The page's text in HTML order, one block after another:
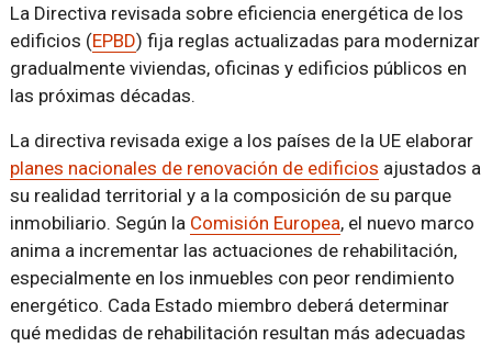
La Directiva revisada sobre eficiencia energética de los
edificios (EPBD) fija reglas actualizadas para modernizar
gradualmente viviendas, oficinas y edificios públicos en
las próximas décadas.
La directiva revisada exige a los países de la UE elaborar
planes nacionales de renovación de edificios ajustados a
su realidad territorial y a la composición de su parque
inmobiliario. Según la Comisión Europea, el nuevo marco
anima a incrementar las actuaciones de rehabilitación,
especialmente en los inmuebles con peor rendimiento
energético. Cada Estado miembro deberá determinar
qué medidas de rehabilitación resultan más adecuadas